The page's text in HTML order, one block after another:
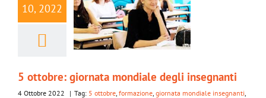
10, 2022
5 ottobre: giornata mondiale degli insegnanti
4 Ottobre 2022 | Tag: 5 ottobre formazione giornata mondiale insegnanti